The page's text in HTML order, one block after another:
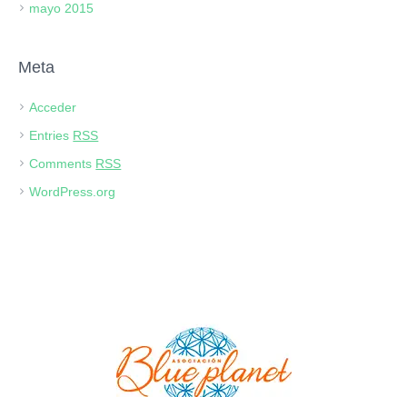
mayo 2015
Meta
Acceder
Entries RSS
Comments RSS
WordPress.org